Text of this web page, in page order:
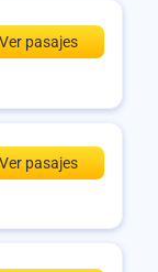
Ver pasajes
Ver pasajes